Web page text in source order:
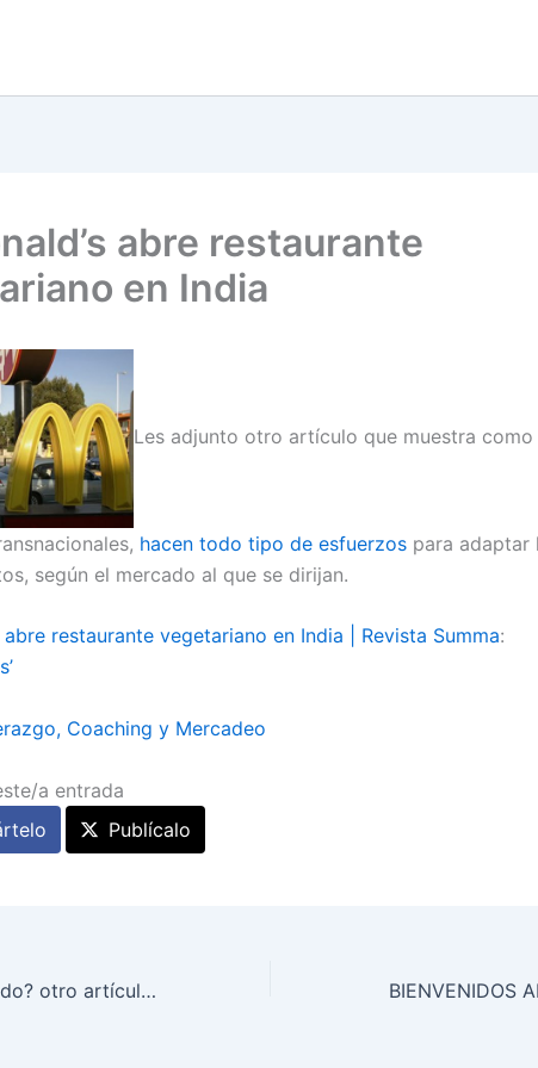
abre restaurante
en India
Les adjunto otro artículo que muestra como
hacen todo tipo de esfuerzos para
según el mercado al que se dirijan.
abre restaurante vegetariano en India | Revista Summa:
Coaching y Mercadeo
a entrada
Publícalo
¿Te pesa el Pasado? otro artículo en Quiero Vivir Mejor BIENVENIDOS